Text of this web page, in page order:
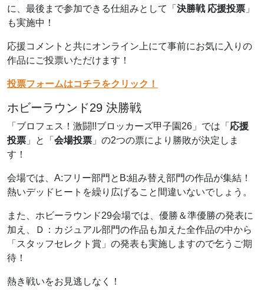
に、最後まで参加できる仕組みとして「 決勝戦 応援投票 」
も実施中！
応援コメントと共にオンライン上にて事前にお気に入りの
作品にご投票いただけます！
投票フォームはコチラをクリック！
ホビーラウンド29 決勝戦
「ブロフェス！激闘!!ブロッカーズ甲子園26」では「 応援
投票 」と「 会場投票 」の2つの票により勝敗が決定しま
す！
会場では、A:フリー部門とB:組み替え部門の作品が集結！
熱いデッドヒートを繰り広げること間違いないでしょう。
また、ホビーラウンド29会場では、優勝＆準優勝の発表に
加え、Ｄ：カジュアル部門の作品も加えた全作品の中から
「スタッフセレクト賞」の発表も実施しますので乞うご期
待！
熱き戦いをお見逃しなく！